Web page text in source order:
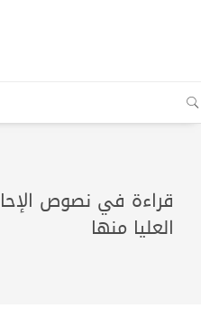
قراءة في نصوص
العليا منها